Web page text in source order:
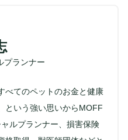
プランナー
べてのペットのお金と健康
という強い思いからMOFF
ルプランナー、損害保険